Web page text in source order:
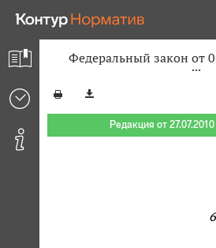
Федеральный закон от
Редакция от